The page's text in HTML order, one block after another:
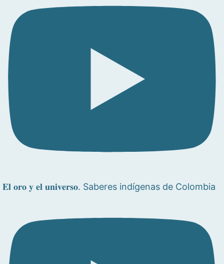
𝐄𝐥 𝐨𝐫𝐨 𝐲 𝐞𝐥 𝐮𝐧𝐢𝐯𝐞𝐫𝐬𝐨. Saberes indígenas de Colombia